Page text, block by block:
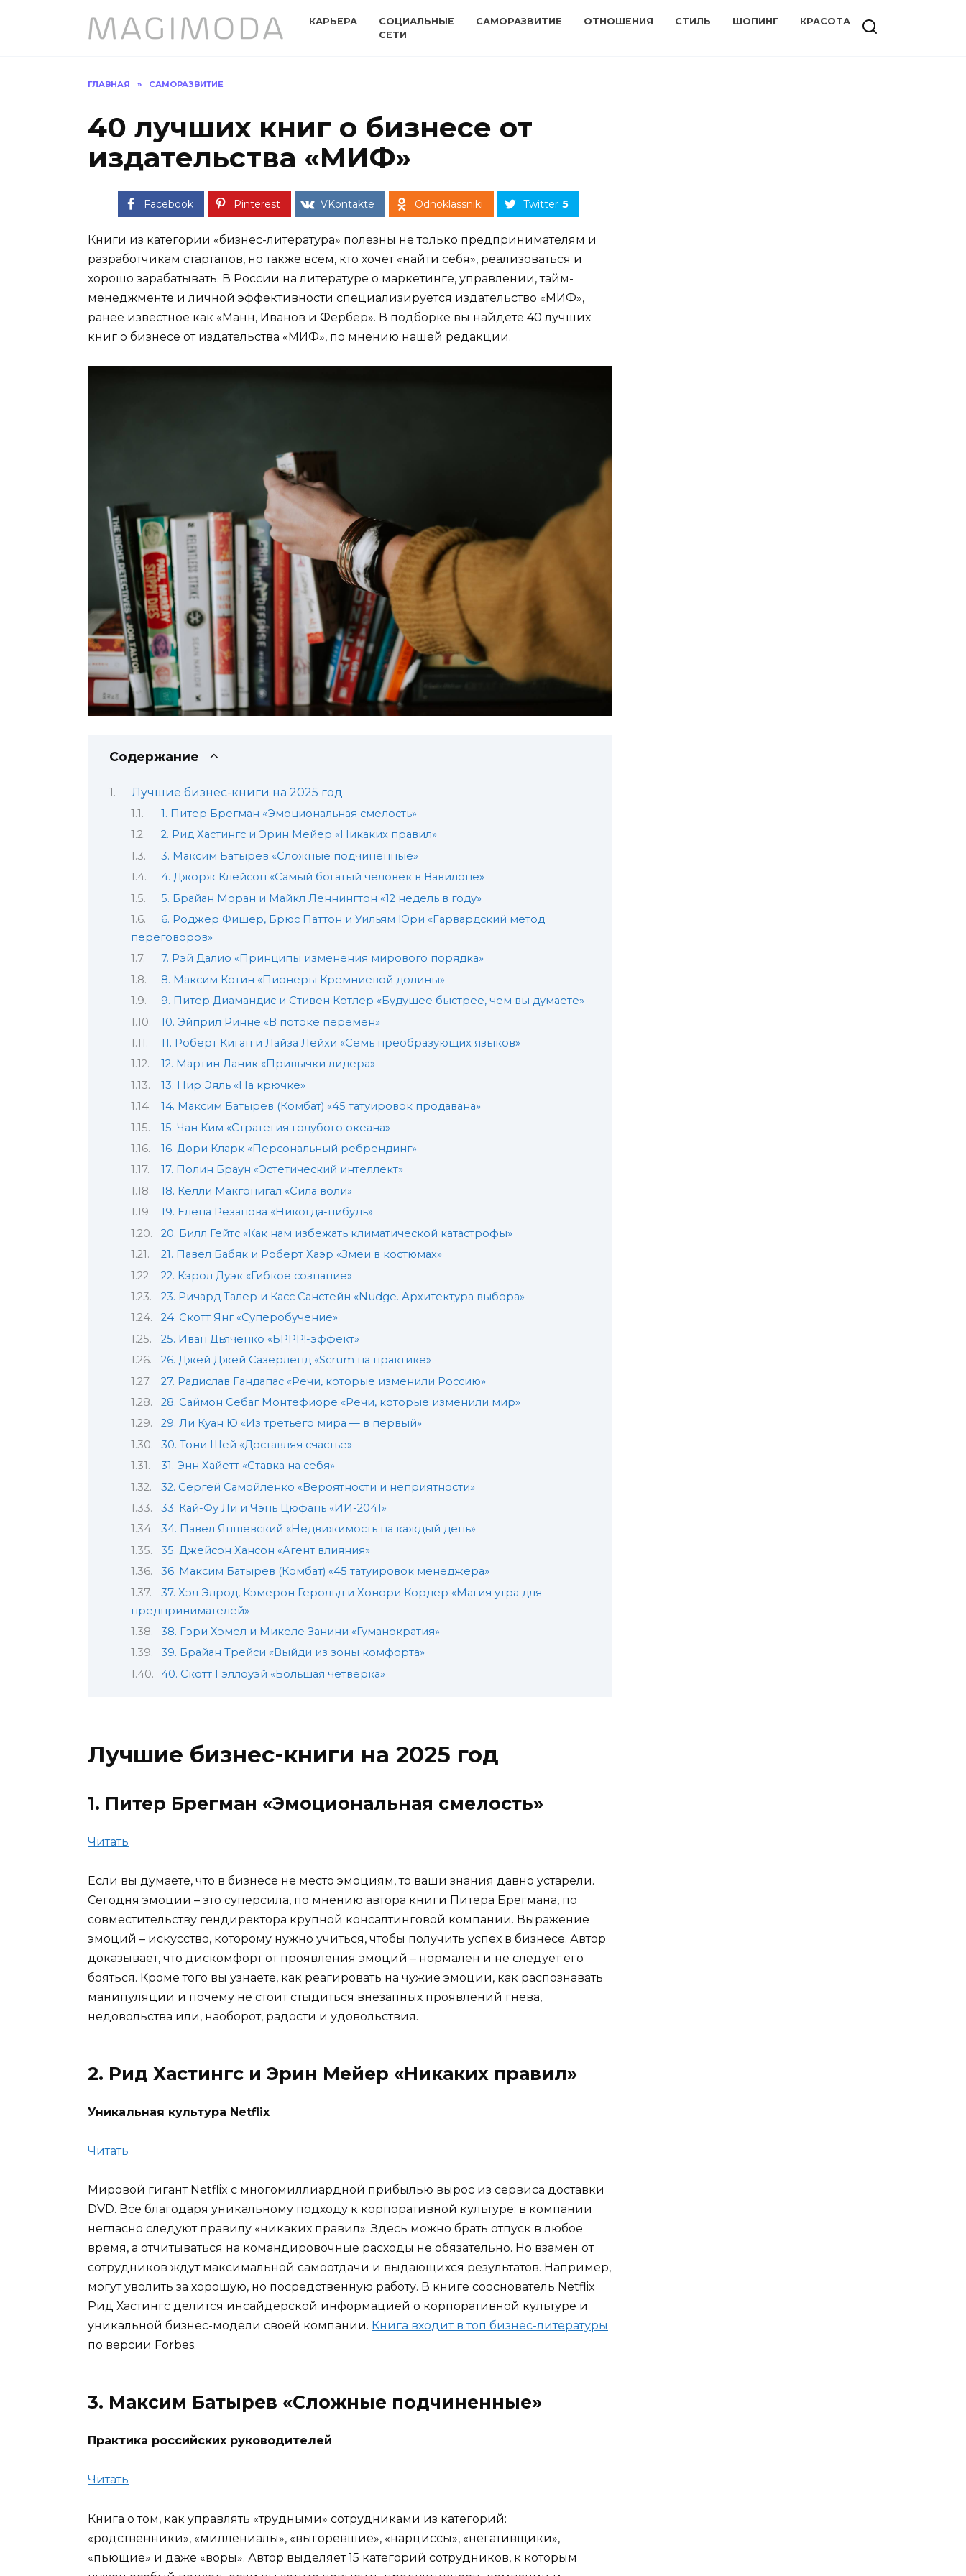
КАРЬЕРА
СОЦИАЛЬНЫЕ
СЕТИ
САМОРАЗВИТИЕ ОТНОШЕНИЯ СТИЛЬ ШОПИНГ КРАСОТА
ГЛАВНАЯ » САМОРАЗВИТИЕ
40 лучших книг о бизнесе от
издательства «МИФ»
Facebook Pinterest VKontakte Odnoklassniki Twitter 5
Книги из категории «бизнес-литература» полезны не только предпринимателям и
разработчикам стартапов, но также всем, кто хочет «найти себя», реализоваться и
хорошо зарабатывать. В России на литературе о маркетинге, управлении, тайм-
менеджменте и личной эффективности специализируется издательство «МИФ»,
ранее известное как «Манн, Иванов и Фербер». В подборке вы найдете 40 лучших
книг о бизнесе от издательства «МИФ», по мнению нашей редакции.
Содержание
Лучшие бизнес-книги на 2025 год
1. Питер Брегман «Эмоциональная смелость»
2. Рид Хастингс и Эрин Мейер «Никаких правил»
3. Максим Батырев «Сложные подчиненные»
4. Джорж Клейсон «Самый богатый человек в Вавилоне»
5. Брайан Моран и Майкл Леннингтон «12 недель в году»
6. Роджер Фишер, Брюс Паттон и Уильям Юри «Гарвардский метод
переговоров»
7. Рэй Далио «Принципы изменения мирового порядка»
8. Максим Котин «Пионеры Кремниевой долины»
9. Питер Диамандис и Стивен Котлер «Будущее быстрее, чем вы думаете»
10. Эйприл Ринне «В потоке перемен»
11. Роберт Киган и Лайза Лейхи «Семь преобразующих языков»
12. Мартин Ланик «Привычки лидера»
13. Нир Эяль «На крючке»
14. Максим Батырев (Комбат) «45 татуировок продавана»
15. Чан Ким «Стратегия голубого океана»
16. Дори Кларк «Персональный ребрендинг»
17. Полин Браун «Эстетический интеллект»
18. Келли Макгонигал «Сила воли»
19. Елена Резанова «Никогда-нибудь»
20. Билл Гейтс «Как нам избежать климатической катастрофы»
21. Павел Бабяк и Роберт Хаэр «Змеи в костюмах»
22. Кэрол Дуэк «Гибкое сознание»
23. Ричард Талер и Касс Санстейн «Nudge. Архитектура выбора»
24. Скотт Янг «Суперобучение»
25. Иван Дьяченко «БРРР!-эффект»
26. Джей Джей Сазерленд «Scrum на практике»
27. Радислав Гандапас «Речи, которые изменили Россию»
28. Саймон Себаг Монтефиоре «Речи, которые изменили мир»
29. Ли Куан Ю «Из третьего мира — в первый»
30. Тони Шей «Доставляя счастье»
31. Энн Хайетт «Ставка на себя»
32. Сергей Самойленко «Вероятности и неприятности»
33. Кай-Фу Ли и Чэнь Цюфань «ИИ-2041»
34. Павел Яншевский «Недвижимость на каждый день»
35. Джейсон Хансон «Агент влияния»
36. Максим Батырев (Комбат) «45 татуировок менеджера»
37. Хэл Элрод, Кэмерон Герольд и Хонори Кордер «Магия утра для
предпринимателей»
38. Гэри Хэмел и Микеле Занини «Гуманократия»
39. Брайан Трейси «Выйди из зоны комфорта»
40. Скотт Гэллоуэй «Большая четверка»
Лучшие бизнес-книги на 2025 год
1. Питер Брегман «Эмоциональная смелость»
Читать
Если вы думаете, что в бизнесе не место эмоциям, то ваши знания давно устарели.
Сегодня эмоции – это суперсила, по мнению автора книги Питера Брегмана, по
совместительству гендиректора крупной консалтинговой компании. Выражение
эмоций – искусство, которому нужно учиться, чтобы получить успех в бизнесе. Автор
доказывает, что дискомфорт от проявления эмоций – нормален и не следует его
бояться. Кроме того вы узнаете, как реагировать на чужие эмоции, как распознавать
манипуляции и почему не стоит стыдиться внезапных проявлений гнева,
недовольства или, наоборот, радости и удовольствия.
2. Рид Хастингс и Эрин Мейер «Никаких правил»
Уникальная культура Netflix
Читать
Мировой гигант Netflix с многомиллиардной прибылью вырос из сервиса доставки
DVD. Все благодаря уникальному подходу к корпоративной культуре: в компании
негласно следуют правилу «никаких правил». Здесь можно брать отпуск в любое
время, а отчитываться на командировочные расходы не обязательно. Но взамен от
сотрудников ждут максимальной самоотдачи и выдающихся результатов. Например,
могут уволить за хорошую, но посредственную работу. В книге сооснователь Netflix
Рид Хастингс делится инсайдерской информацией о корпоративной культуре и
уникальной бизнес-модели своей компании. Книга входит в топ бизнес-литературы
по версии Forbes.
3. Максим Батырев «Сложные подчиненные»
Практика российских руководителей
Читать
Книга о том, как управлять «трудными» сотрудниками из категорий:
«родственники», «миллениалы», «выгоревшие», «нарциссы», «негативщики»,
«пьющие» и даже «воры». Автор выделяет 15 категорий сотрудников, к которым